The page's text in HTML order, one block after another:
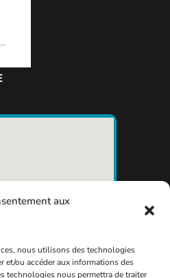
aux
nous utilisons des technologies
et/ou accéder aux informations des
technologies nous permettra de traiter